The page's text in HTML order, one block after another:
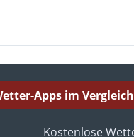
Apps im Vergleich